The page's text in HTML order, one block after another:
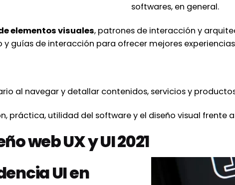
softwares, en general.
elementos visuales, patrones de interacción y
guías de interacción para ofrecer mejores
al navegar y detallar contenidos, servicios y
práctica, utilidad del software y el diseño visual frente
web UX y UI 2021
UI en